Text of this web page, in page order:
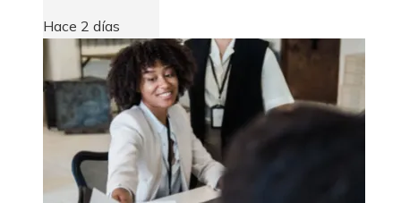
Hace 2 días